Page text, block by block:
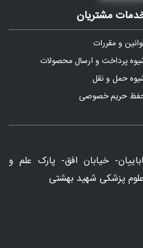
مشتریان
و مقررات
پرداخت و ارسال محصولات
حمل و نقل
حریم خصوصی
خیابان افق- پارک علم و
پزشکی شهید بهشتی